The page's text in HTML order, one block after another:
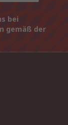
bei
gemäß der